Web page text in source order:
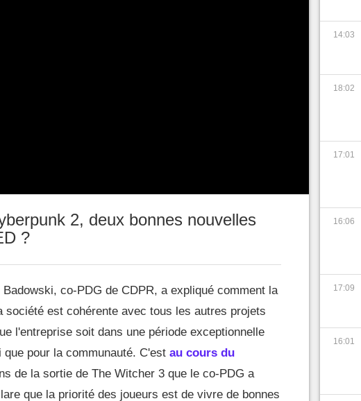
2, deux bonnes nouvelles
?
co-PDG de CDPR, a expliqué comment la
société est cohérente avec tous les autres projets
l'entreprise soit dans une période exceptionnelle
pour la communauté. C'est au cours du
de la sortie de The Witcher 3 que le co-PDG a
que la priorité des joueurs est de vivre de bonnes
14:03
18:02
17:01
16:06
17:09
16:01